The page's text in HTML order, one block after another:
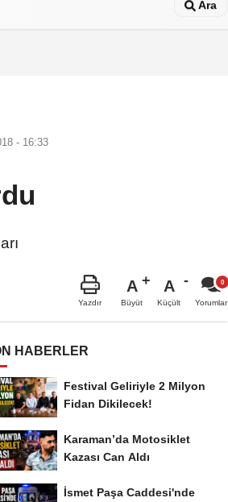
Ara
- 16:33
Yazdır
A
Büyüt
A
Küçült Yorumlar
HABERLER
Festival Geliriyle 2 Milyon
Fidan Dikilecek!
Karaman’da Motosiklet
Kazası Can Aldı
İsmet Paşa Caddesi'nde